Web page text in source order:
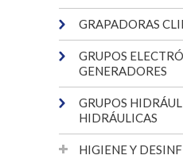
GRAPADORAS
GRUPOS
GENERADORES
GRUPOS
HIDRÁULICAS
HIGIENE Y